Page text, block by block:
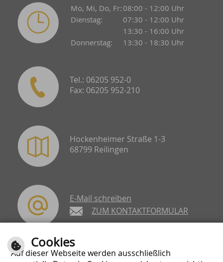
Mo, Mi, Do, Fr: 08:00 - 12:00 Uhr
Dienstag:
07:30 - 12:00 Uhr
13:30 - 16:00 Uhr
Donnerstag:
13:30 - 18:30 Uhr
Tel.: 06205 952-0
Fax: 06205 952-210
Hockenheimer Straße 1-3
68799 Reilingen
E-Mail schreiben
ZUM KONTAKTFORMULAR
Cookies
Auf dieser Webseite werden ausschließlich